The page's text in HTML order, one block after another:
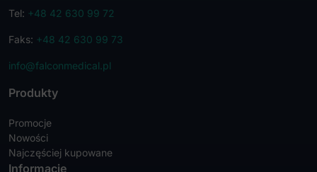
Tel: +48 42 630 99 72
Faks: +48 42 630 99 73
info@falconmedical.pl
Produkty
Promocje
Nowości
Najczęściej kupowane
Informacje